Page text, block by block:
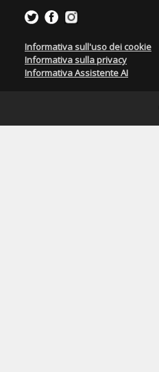
Informativa sull'uso dei cookie
Informativa sulla privacy
Informativa Assistente AI